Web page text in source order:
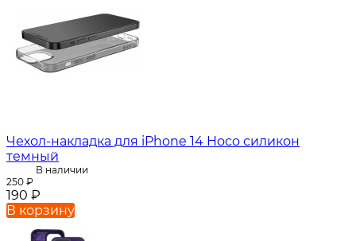
Чехол-накладка для iPhone 14 Hoco силикон
темный
В наличии
250 ₽
190 ₽
В корзину